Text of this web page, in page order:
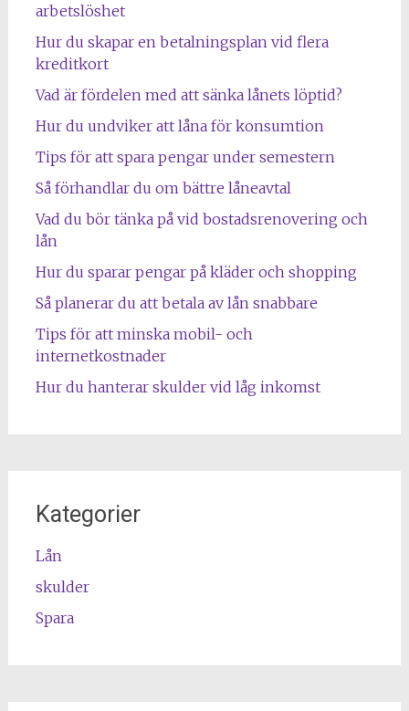
arbetslöshet
Hur du skapar en betalningsplan vid flera
kreditkort
Vad är fördelen med att sänka lånets löptid?
Hur du undviker att låna för konsumtion
Tips för att spara pengar under semestern
Så förhandlar du om bättre låneavtal
Vad du bör tänka på vid bostadsrenovering och
lån
Hur du sparar pengar på kläder och shopping
Så planerar du att betala av lån snabbare
Tips för att minska mobil- och
internetkostnader
Hur du hanterar skulder vid låg inkomst
Kategorier
Lån
skulder
Spara